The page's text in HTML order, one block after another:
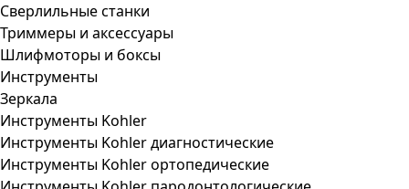
Сверлильные станки
Триммеры и аксессуары
Шлифмоторы и боксы
Инструменты
Зеркала
Инструменты Kohler
Инструменты Kohler диагностические
Инструменты Kohler ортопедические